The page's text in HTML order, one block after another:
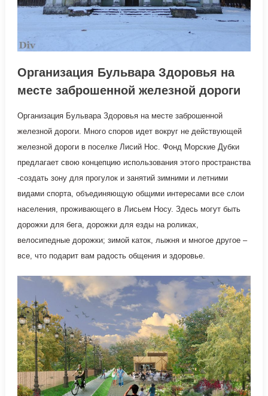
Организация Бульвара Здоровья на
месте заброшенной железной дороги
Организация Бульвара Здоровья на месте заброшенной
железной дороги. Много споров идет вокруг не действующей
железной дороги в поселке Лисий Нос. Фонд Морские Дубки
предлагает свою концепцию использования этого пространства
-создать зону для прогулок и занятий зимними и летними
видами спорта, объединяющую общими интересами все слои
населения, проживающего в Лисьем Носу. Здесь могут быть
дорожки для бега, дорожки для езды на роликах,
велосипедные дорожки; зимой каток, лыжня и многое другое –
все, что подарит вам радость общения и здоровье.